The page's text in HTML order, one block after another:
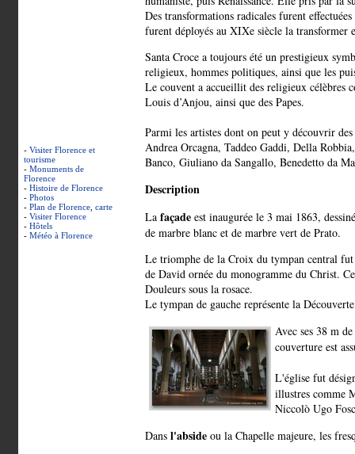
- Visiter Florence et
tourisme
- Monuments de
Florence
- Histoire de Florence
- Photos
- Plan de Florence, carte
- Visiter Florence
- Hôtels
- Météo à Florence
Des transformations radicales furent
furent déployés au XIXe siècle la transformer
Santa Croce a toujours été un prestigieux
religieux, hommes politiques, ainsi que les
Le couvent a accueillit des religieux célèbres
Louis d’Anjou, ainsi que des Papes.
Parmi les artistes dont on peut y découvrir
Andrea Orcagna, Taddeo Gaddi, Della
Banco, Giuliano da Sangallo, Benedetto da
Description
La façadeest inaugurée le 3 mai 1863,
de marbre blanc et de marbre vert de Prato.
Le triomphe de la Croix du tympan central
de David ornée du monogramme du Christ.
Douleurs sous la rosace.
Le tympan de gauche représente la
Avec ses 38 m
couverture est
L'église fut
illustres comme
Niccolò Ugo
Dans l'absideou la Chapelle majeure, les